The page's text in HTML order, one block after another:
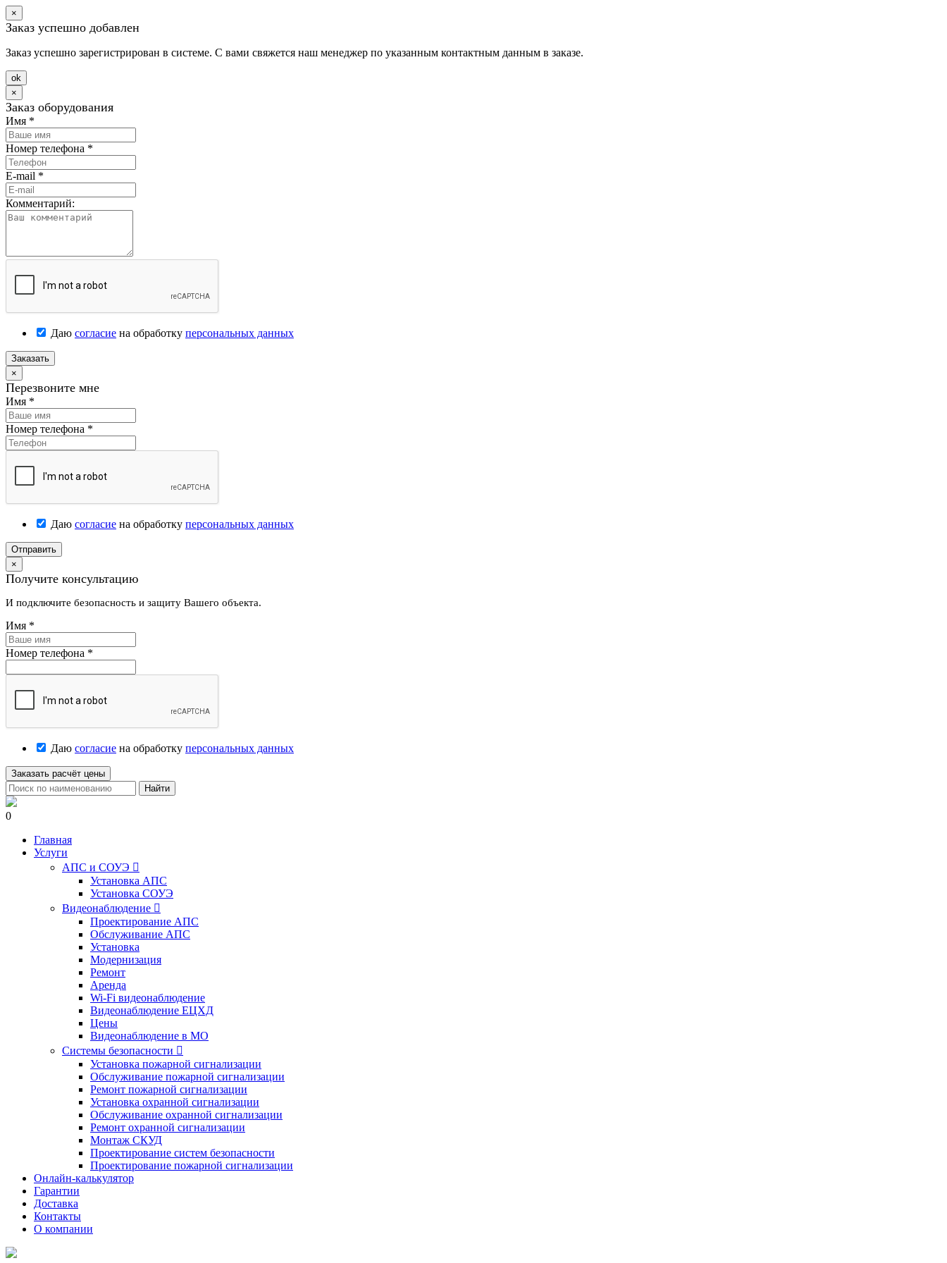
×
Заказ успешно добавлен
Заказ успешно зарегистрирован в системе. С вами свяжется наш менеджер по указанным контактным данным в заказе.
оk
×
Заказ оборудования
Имя *
Номер телефона *
E-mail *
Комментарий:
Даю согласие на обработку персональных данных
Заказать
×
Перезвоните мне
Имя *
Номер телефона *
Даю согласие на обработку персональных данных
Отправить
×
Получите консультацию
И подключите безопасность и защиту Вашего объекта.
Имя *
Номер телефона *
Даю согласие на обработку персональных данных
Заказать расчёт цены
Найти
0
Главная
Услуги
АПС и СОУЭ 
Установка АПС
Установка СОУЭ
Видеонаблюдение 
Проектирование АПС
Обслуживание АПС
Установка
Модернизация
Ремонт
Аренда
Wi-Fi видеонаблюдение
Видеонаблюдение ЕЦХД
Цены
Видеонаблюдение в МО
Системы безопасности 
Установка пожарной сигнализации
Обслуживание пожарной сигнализации
Ремонт пожарной сигнализации
Установка охранной сигнализации
Обслуживание охранной сигнализации
Ремонт охранной сигнализации
Монтаж СКУД
Проектирование систем безопасности
Проектирование пожарной сигнализации
Онлайн-калькулятор
Гарантии
Доставка
Контакты
О компании